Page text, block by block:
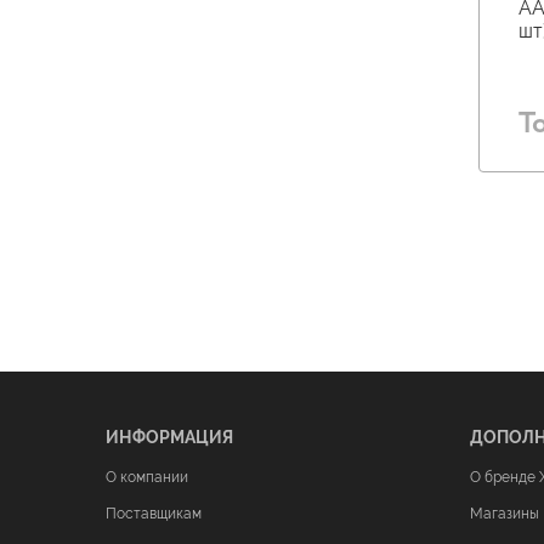
ИНФОРМАЦИЯ
О компании
Поставщикам
О бренде
Магазины